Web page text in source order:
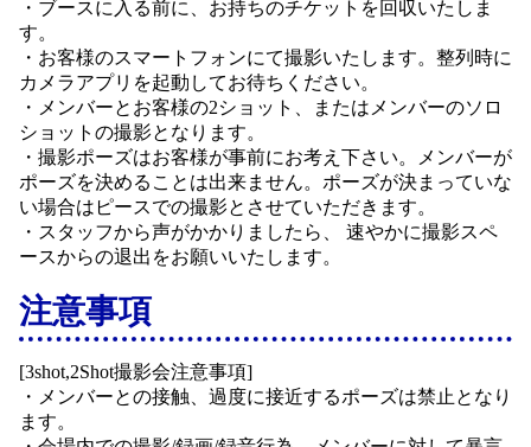
・ブースに入る前に、お持ちのチケットを回収いたしま
す。
・お客様のスマートフォンにて撮影いたします。整列時に
カメラアプリを起動してお待ちください。
・メンバーとお客様の2ショット、またはメンバーのソロ
ショットの撮影となります。
・撮影ポーズはお客様が事前にお考え下さい。メンバーが
ポーズを決めることは出来ません。ポーズが決まっていな
い場合はピースでの撮影とさせていただきます。
・スタッフから声がかかりましたら、 速やかに撮影スペ
ースからの退出をお願いいたします。
注意事項
[3shot,2Shot撮影会注意事項]
・メンバーとの接触、過度に接近するポーズは禁止となり
ます。